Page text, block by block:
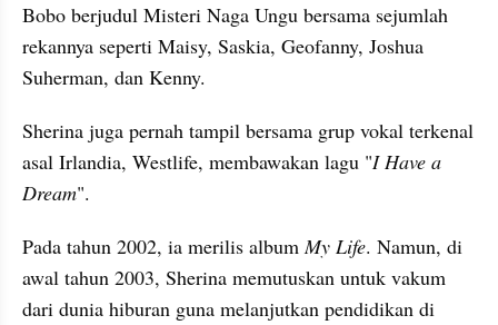
Bobo berjudul Misteri Naga Ungu bersama sejumlah
rekannya seperti Maisy, Saskia, Geofanny, Joshua
Suherman, dan Kenny.
Sherina juga pernah tampil bersama grup vokal terkenal
asal Irlandia, Westlife, membawakan lagu "I Have a
Dream".
Pada tahun 2002, ia merilis album My Life. Namun, di
awal tahun 2003, Sherina memutuskan untuk vakum